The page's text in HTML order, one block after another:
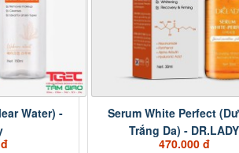
Water) -
Serum White Perfect
Trắng Da) - DR.LADY
470.000 đ